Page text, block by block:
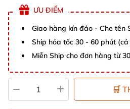
ƯU ĐIỂM
Giao hàng kín đáo - Che tên
Ship hỏa tốc 30 - 60 phút (cả
Miễn Ship cho đơn hàng từ
🛒